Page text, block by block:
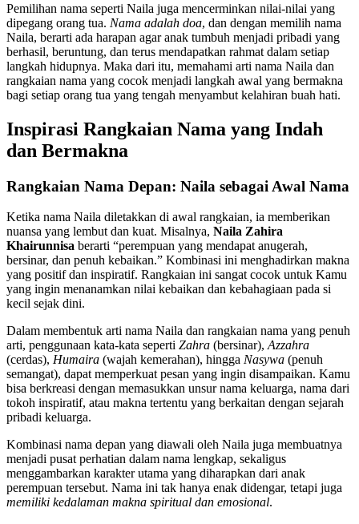
Pemilihan nama seperti Naila juga mencerminkan nilai-nilai yang
dipegang orang tua. Nama adalah doa, dan dengan memilih nama
Naila, berarti ada harapan agar anak tumbuh menjadi pribadi yang
berhasil, beruntung, dan terus mendapatkan rahmat dalam setiap
langkah hidupnya. Maka dari itu, memahami arti nama Naila dan
rangkaian nama yang cocok menjadi langkah awal yang bermakna
bagi setiap orang tua yang tengah menyambut kelahiran buah hati.
Inspirasi Rangkaian Nama yang Indah
dan Bermakna
Rangkaian Nama Depan: Naila sebagai Awal Nama
Ketika nama Naila diletakkan di awal rangkaian, ia memberikan
nuansa yang lembut dan kuat. Misalnya, Naila Zahira
Khairunnisa berarti “perempuan yang mendapat anugerah,
bersinar, dan penuh kebaikan.” Kombinasi ini menghadirkan makna
yang positif dan inspiratif. Rangkaian ini sangat cocok untuk Kamu
yang ingin menanamkan nilai kebaikan dan kebahagiaan pada si
kecil sejak dini.
Dalam membentuk arti nama Naila dan rangkaian nama yang penuh
arti, penggunaan kata-kata seperti Zahra (bersinar), Azzahra
(cerdas), Humaira (wajah kemerahan), hingga Nasywa (penuh
semangat), dapat memperkuat pesan yang ingin disampaikan. Kamu
bisa berkreasi dengan memasukkan unsur nama keluarga, nama dari
tokoh inspiratif, atau makna tertentu yang berkaitan dengan sejarah
pribadi keluarga.
Kombinasi nama depan yang diawali oleh Naila juga membuatnya
menjadi pusat perhatian dalam nama lengkap, sekaligus
menggambarkan karakter utama yang diharapkan dari anak
perempuan tersebut. Nama ini tak hanya enak didengar, tetapi juga
memiliki kedalaman makna spiritual dan emosional.